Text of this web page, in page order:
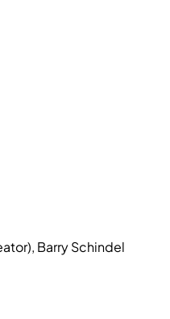
Barry Schindel